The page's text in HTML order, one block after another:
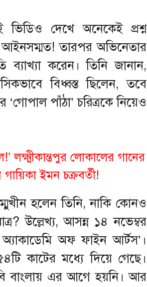
দেখে অনেকেই প্রশ্ন
আইনসম্মত! তারপর অভিনেতার
ব্যাখ্যা করেন। তিনি জানান,
বিধ্বস্ত ছিলেন, তবে
পাঁঠা’ চরিত্রকে নিয়েও
লোকালের গানের
ইমন চক্রবর্তী!
হলেন তিনি, নাকি কোনও
উল্লেখ্য, আসন্ন ১৪ নভেম্বর
অফ ফাইন আর্টস’।
কাটের মধ্যে দিয়ে গেছে।
বাংলায় এর আগে হয়নি। আর